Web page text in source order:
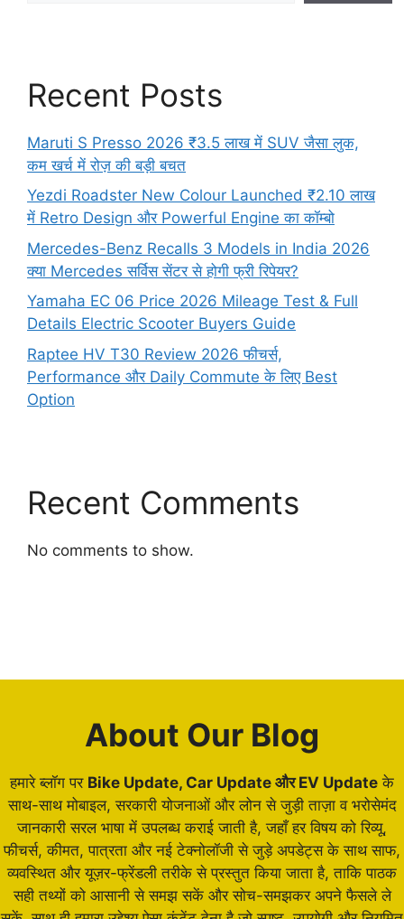
Recent Posts
Maruti S Presso 2026 ₹3.5 लाख में SUV जैसा लुक,
कम खर्च में रोज़ की बड़ी बचत
Yezdi Roadster New Colour Launched ₹2.10 लाख
में Retro Design और Powerful Engine का कॉम्बो
Mercedes-Benz Recalls 3 Models in India 2026
क्या Mercedes सर्विस सेंटर से होगी फ्री रिपेयर?
Yamaha EC 06 Price 2026 Mileage Test & Full
Details Electric Scooter Buyers Guide
Raptee HV T30 Review 2026 फीचर्स,
Performance और Daily Commute के लिए Best
Option
Recent Comments
No comments to show.
About Our Blog
हमारे ब्लॉग पर Bike Update, Car Update और EV Update के
साथ-साथ मोबाइल, सरकारी योजनाओं और लोन से जुड़ी ताज़ा व भरोसेमंद
जानकारी सरल भाषा में उपलब्ध कराई जाती है, जहाँ हर विषय को रिव्यू,
फीचर्स, कीमत, पात्रता और नई टेक्नोलॉजी से जुड़े अपडेट्स के साथ साफ,
व्यवस्थित और यूज़र-फ्रेंडली तरीके से प्रस्तुत किया जाता है, ताकि पाठक
सही तथ्यों को आसानी से समझ सकें और सोच-समझकर अपने फैसले ले